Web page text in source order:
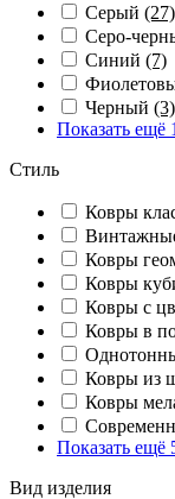
Серый (27)
Серо-
Синий (7)
Черный (3)
Показать ещё
Стиль
Ковры
Ковры
Ковры
Ковры с
Ковры в
Ковры из
Ковры
Показать ещё
Вид изделия